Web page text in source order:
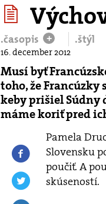
.časopis + .štýl
16. december 2012
Musí byť
toho, že
keby prišiel Súdny
máme koriť pred
Pamela
Slovensku
poučiť. A
skúseností.